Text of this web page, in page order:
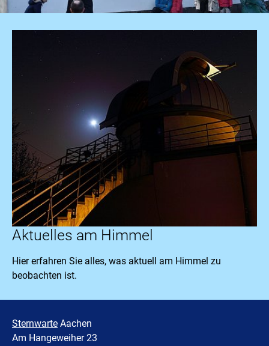
Aktuelles am Himmel
Hier erfahren Sie alles, was aktuell am Himmel zu
beobachten ist.
Sternwarte Aachen
Am Hangeweiher 23